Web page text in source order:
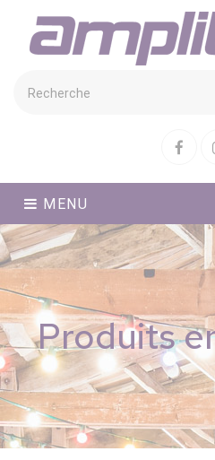
MENU
Produits
Cookies management panel